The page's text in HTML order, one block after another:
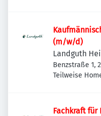
(m/w/d)
Landguth
Benzstraße 1,
Teilweise
Fachkraft